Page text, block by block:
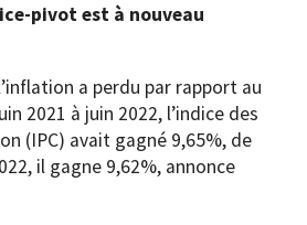
pivot est à nouveau
a perdu par rapport au
2021 à juin 2022, l’indice des
(IPC) avait gagné 9,65%, de
il gagne 9,62%, annonce